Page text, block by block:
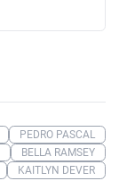
PEDRO PASCAL
BELLA RAMSEY
KAITLYN DEVER